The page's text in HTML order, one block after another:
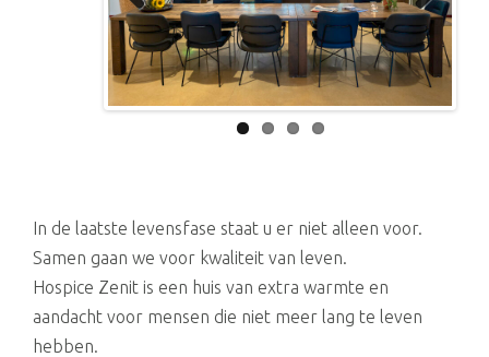
Previous Next
In de laatste levensfase staat u er niet alleen voor.
Samen gaan we voor kwaliteit van leven.
Hospice Zenit is een huis van extra warmte en
aandacht voor mensen die niet meer lang te leven
hebben.